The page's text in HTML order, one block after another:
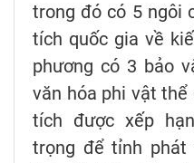
trong đó có 5 ngôi
tích quốc gia về
phương có 3 bảo
văn hóa phi vật thể
tích được xếp
trọng để tỉnh phát